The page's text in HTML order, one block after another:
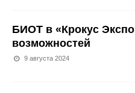
БИОТ в «Крокус
возможностей
9 августа 2024